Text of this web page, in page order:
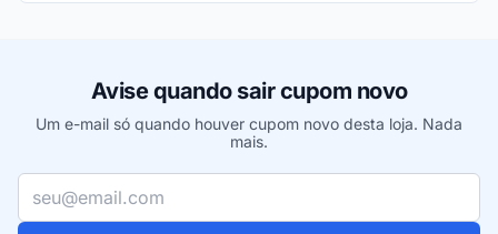
Avise quando sair cupom novo
Um e-mail só quando houver cupom novo desta loja. Nada
mais.
Seu e-mail